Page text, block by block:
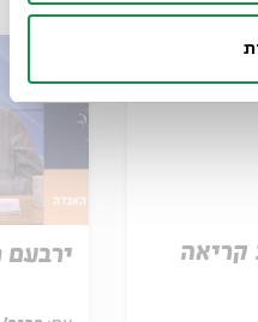
קריאה
ירבעם